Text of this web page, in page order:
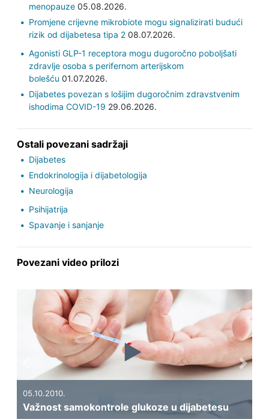
menopauze05.08.2026.
Promjene crijevne mikrobiote mogu signalizirati budući
rizik od dijabetesa tipa 208.07.2026.
Agonisti GLP-1 receptora mogu dugoročno poboljšati
zdravlje osoba s perifernom arterijskom
bolešću 01.07.2026.
Dijabetes povezan s lošijim dugoročnim zdravstvenim
ishodima COVID-19 29.06.2026.
Ostali povezani sadržaji
Dijabetes
Endokrinologija i dijabetologija
Neurologija
Psihijatrija
Spavanje i sanjanje
Povezani video prilozi
05.10.2010.
Važnost samokontrole glukoze u dijabetesu
Previous Next